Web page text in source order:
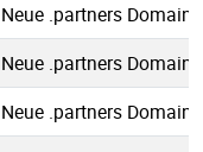
Neue .partners
Neue .partners
Neue .partners